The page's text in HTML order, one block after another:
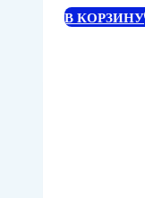
В КОРЗИНУ